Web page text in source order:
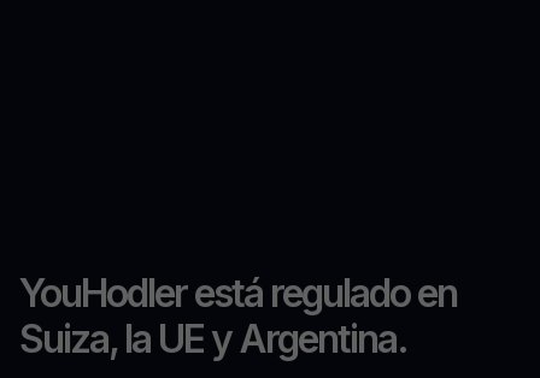
YouHodler está regulado en
Suiza, la UE y Argentina.